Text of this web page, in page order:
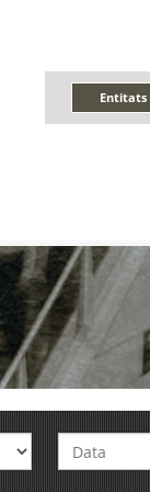
Entitats